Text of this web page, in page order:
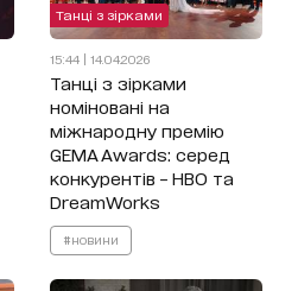
Танці з зірками
15:44 | 14.04.2026
Танці з зірками
номіновані на
міжнародну премію
GEMA Awards: серед
конкурентів – HBO та
DreamWorks
#новини